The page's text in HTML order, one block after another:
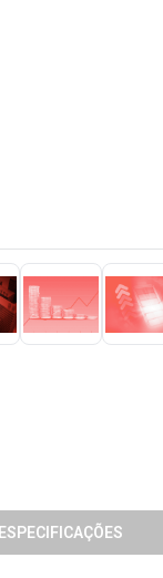
ESPECIFICAÇÕES